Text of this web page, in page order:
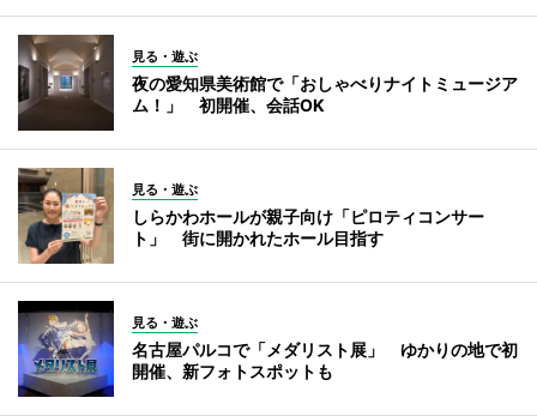
見る・遊ぶ
夜の愛知県美術館で「おしゃべりナイトミュージア
ム！」 初開催、会話OK
見る・遊ぶ
しらかわホールが親子向け「ピロティコンサー
ト」 街に開かれたホール目指す
見る・遊ぶ
名古屋パルコで「メダリスト展」 ゆかりの地で初
開催、新フォトスポットも